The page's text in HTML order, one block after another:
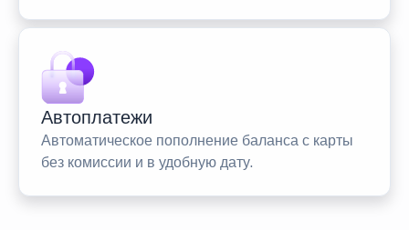
Автоплатежи
Автоматическое пополнение баланса с карты
без комиссии и в удобную дату.